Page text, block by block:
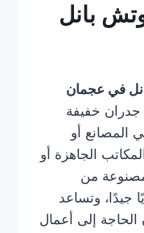
بانل
في عجمان
جدران خفيفة
المصانع أو
الجاهزة أو
من
جيدًا، وتساعد
إلى أعمال